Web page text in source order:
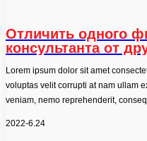
Отличить одного
консультанта от
Lorem ipsum dolor sit amet
voluptas velit corrupti at nam ullam
veniam, nemo reprehenderit,
2022-6.24